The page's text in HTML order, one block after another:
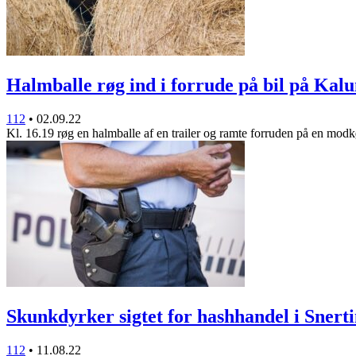
Halmballe røg ind i forrude på bil på
112 • 02.09.22
Kl. 16.19 røg en halmballe af en trailer og ramte forruden på en
Skunkdyrker sigtet for hashhandel i
112 • 11.08.22